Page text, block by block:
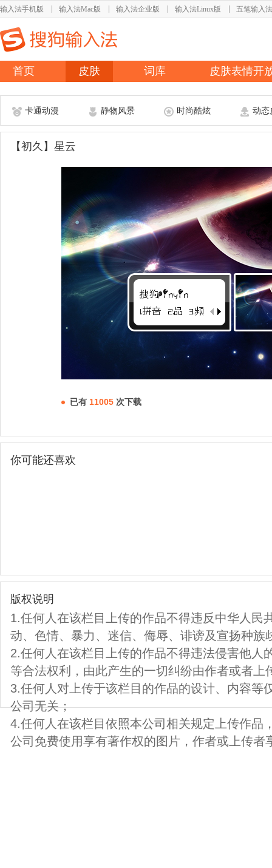
输入法手机版 输入法Mac版 输入法企业版 输入法Linux版 五笔输入法
首页 皮肤 词库 皮肤表情开
卡通动漫 静物风景 时尚酷炫 动态
【初久】星云
已有 11005 次下载
你可能还喜欢
版权说明
1.任何人在该栏目上传的作品不得违反中华人民
动、色情、暴力、迷信、侮辱、诽谤及宣扬种族
2.任何人在该栏目上传的作品不得违法侵害他人
等合法权利，由此产生的一切纠纷由作者或者上
3.任何人对上传于该栏目的作品的设计、内容等
公司无关；
4.任何人在该栏目依照本公司相关规定上传作品
公司免费使用享有著作权的图片，作者或上传者